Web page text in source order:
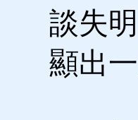
談失
顯出